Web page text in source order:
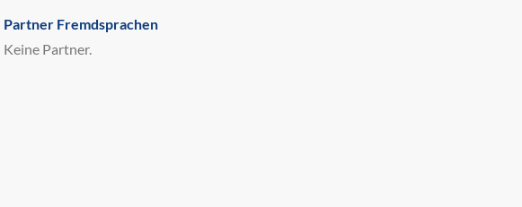
Partner Fremdsprachen
Keine Partner.